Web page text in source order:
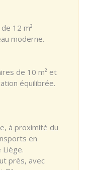
12 m²
moderne.
de 10 m² et
équilibrée.
à proximité du
en
Liège.
près, avec